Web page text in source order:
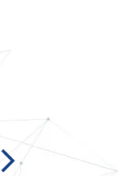
narození,
který je u